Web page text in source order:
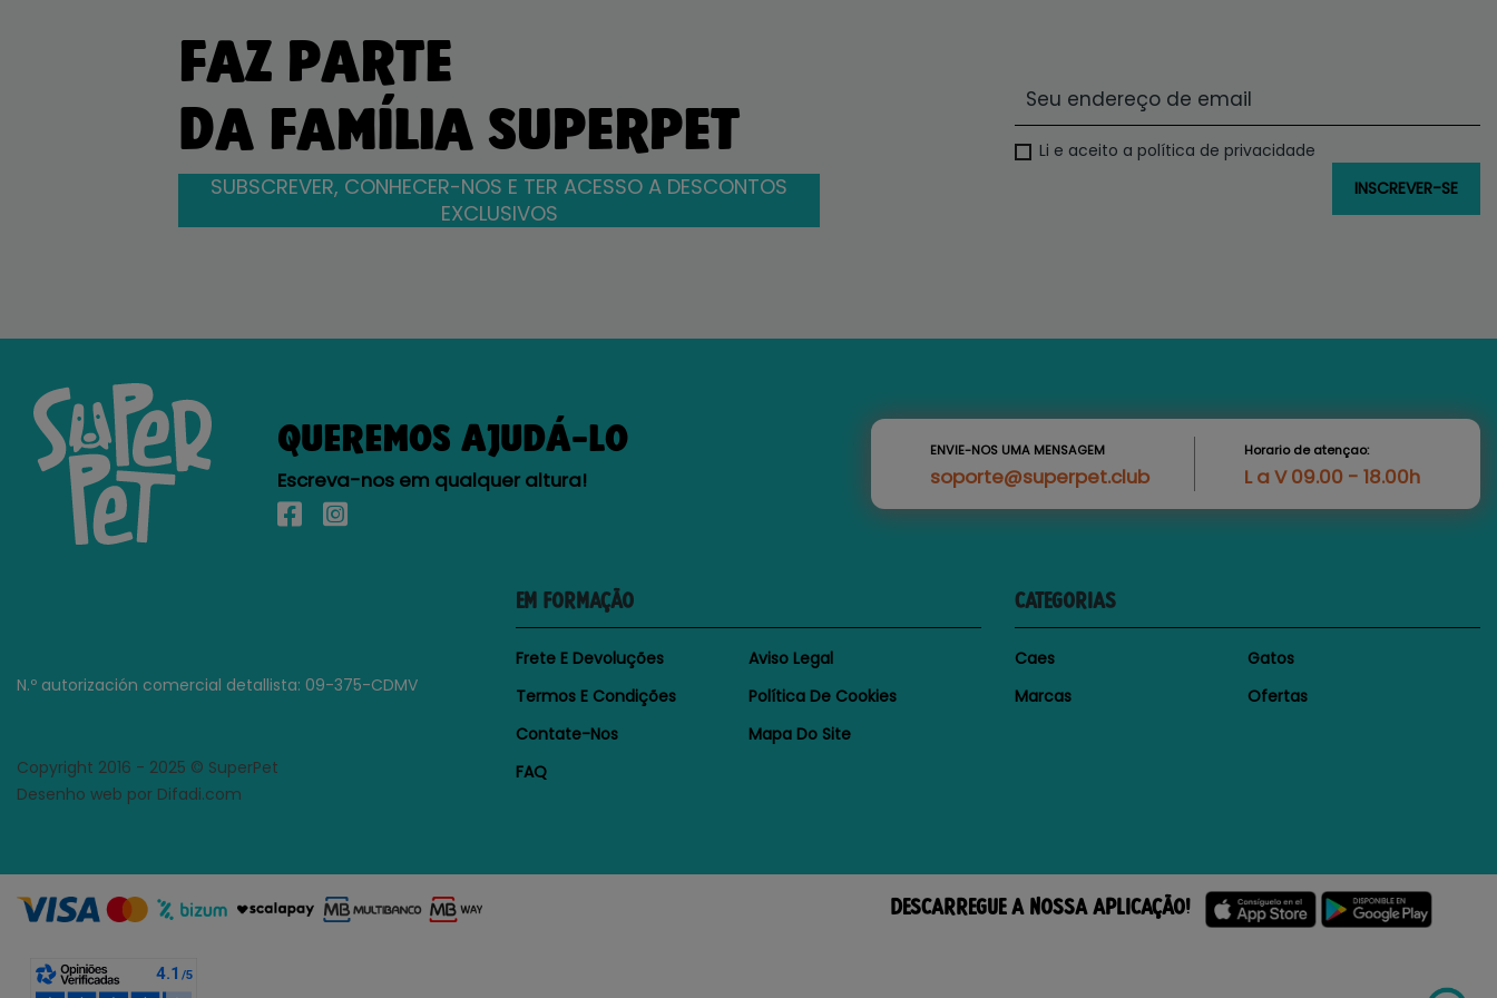
FAZ PARTE
DA FAMÍLIA SUPERPET
SUBSCREVER, CONHECER-NOS E TER ACESSO A DESCONTOS
EXCLUSIVOS
Li e aceito a política de privacidade
QUEREMOS AJUDÁ-LO
Escreva-nos em qualquer altura!
ENVIE-NOS UMA MENSAGEM
soporte@superpet.club
Horario de atençao:
L a V 09.00 - 18.00h
N.º autorización comercial detallista: 09-375-CDMV
Copyright 2016 - 2025 © SuperPet
Desenho web por Difadi.com
EM FORMAÇÃO
Frete E Devoluções
Aviso Legal
Termos E Condições
Política De Cookies
Contate-Nos
Mapa Do Site
FAQ
CATEGORIAS
Caes
Gatos
Marcas
Ofertas
DESCARREGUE A NOSSA APLICAÇÃO!